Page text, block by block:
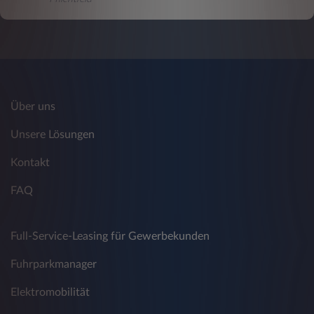
von Ihnen gespeichert werden, können
Browsertyp und -version
Webseite, von der aus Sie die Seite
Über uns
Unsere Lösungen
Kontakt
FAQ
Full-Service-Leasing für Gewerbekunden
Fuhrparkmanager
Elektromobilität